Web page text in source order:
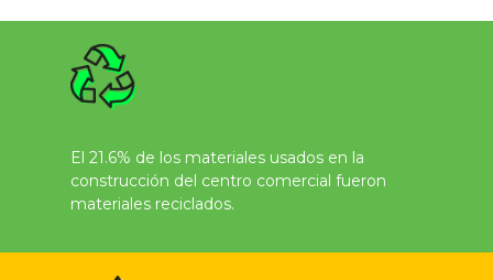
El 21.6% de los materiales usados en la
construcción del centro comercial fueron
materiales reciclados.